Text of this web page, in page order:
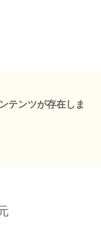
テンツが存在しま